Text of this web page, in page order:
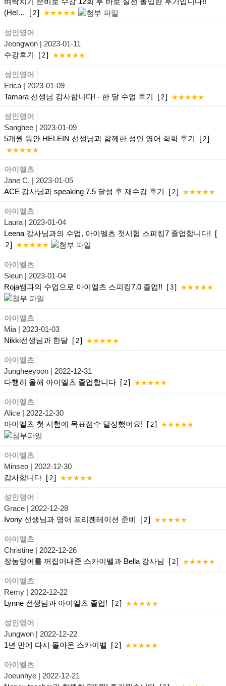
(Hel…
[ 2] ★★★★★
성인영어
Jeongwon | 2023-01-11
수강후기
[ 2] ★★★★★
성인영어
Erica | 2023-01-09
Tamara 선생님 감사합니다! - 한 달 수업 후기
[ 2] ★★★★★
성인영어
Sanghee | 2023-01-09
5개월 동안 HELEIN 선생님과 함께한 성인 영어 회화 후기
[ 2]
★★★★★
아이엘츠
Jane C. | 2023-01-05
ACE 강사님과 speaking 7.5 달성 후 재수강 후기
[ 2] ★★★★★
아이엘츠
Laura | 2023-01-04
Leena 강사님과의 수업, 아이엘츠 첫시험 스피킹7 졸업합니다! [
2] ★★★★★
아이엘츠
Sieun | 2023-01-04
Roja쌤과의 수업으로 아이엘츠 스피킹7.0 졸업!! [ 3] ★★★★★
아이엘츠
Mia | 2023-01-03
Nikki선생님과 한달 [ 2] ★★★★★
아이엘츠
Jungheeyoon | 2022-12-31
다행히 올해 아이엘츠 졸업합니다 [ 2] ★★★★★
아이엘츠
Alice | 2022-12-30
아이엘츠 첫 시험에 목표점수 달성했어요! [ 2] ★★★★★
아이엘츠
Minseo | 2022-12-30
감사합니다 [ 2] ★★★★★
성인영어
Grace | 2022-12-28
Ivony 선생님과 영어 프리젠테이션 준비
[ 2] ★★★★★
아이엘츠
Christine | 2022-12-26
장농영어를 꺼집어내준 스카이벨과 Bella 강사님
[ 2] ★★★★★
아이엘츠
Remy | 2022-12-22
Lynne 선생님과 아이엘츠 졸업! [ 2] ★★★★★
성인영어
Jungwon | 2022-12-22
1년 만에 다시 돌아온 스카이벨
[ 2] ★★★★★
아이엘츠
Joeunhye | 2022-12-21